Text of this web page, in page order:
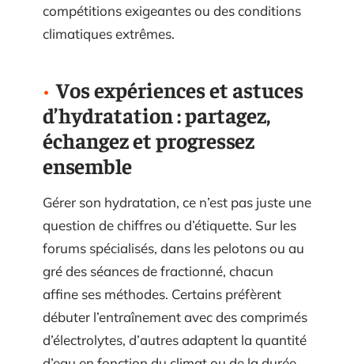
compétitions exigeantes ou des conditions
climatiques extrêmes.
Vos expériences et astuces
d’hydratation : partagez,
échangez et progressez
ensemble
Gérer son hydratation, ce n’est pas juste une
question de chiffres ou d’étiquette. Sur les
forums spécialisés, dans les pelotons ou au
gré des séances de fractionné, chacun
affine ses méthodes. Certains préfèrent
débuter l’entraînement avec des comprimés
d’électrolytes, d’autres adaptent la quantité